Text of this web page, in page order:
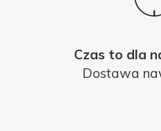
Czas to dla
Dostawa